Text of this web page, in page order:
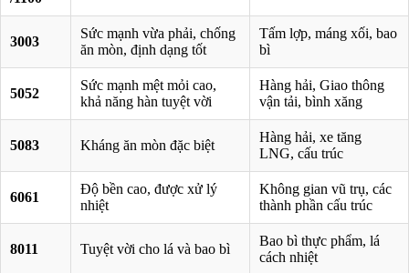
3003
Sức mạnh vừa phải, chống
ăn mòn, định dạng tốt
Tấm lợp, máng xối, bao
bì
5052
Sức mạnh mệt mỏi cao,
khả năng hàn tuyệt vời
Hàng hải, Giao thông
vận tải, bình xăng
5083 Kháng ăn mòn đặc biệt
Hàng hải, xe tăng
LNG, cấu trúc
6061
Độ bền cao, được xử lý
nhiệt
Không gian vũ trụ, các
thành phần cấu trúc
8011 Tuyệt vời cho lá và bao bì
Bao bì thực phẩm, lá
cách nhiệt